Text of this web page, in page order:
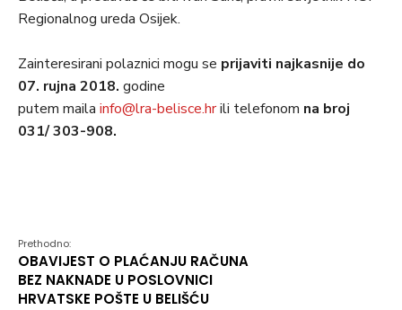
Regionalnog ureda Osijek.
Zainteresirani polaznici mogu se prijaviti najkasnije do
07. rujna 2018. godine
putem maila info@lra-belisce.hrili telefonom na broj
031/ 303-908.
Prethodno:
OBAVIJEST O PLAĆANJU RAČUNA
BEZ NAKNADE U POSLOVNICI
HRVATSKE POŠTE U BELIŠĆU